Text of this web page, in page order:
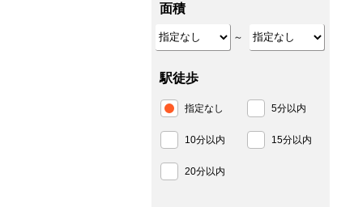
面積
～
駅徒歩
指定なし 5分以内
10分以内 15分以内
20分以内